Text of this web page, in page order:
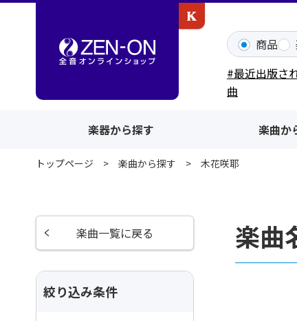
商品
#最近出版さ
曲
楽器から探す 楽曲か
トップページ 楽曲から探す 木花咲耶
楽曲
楽曲一覧に戻る
絞り込み条件